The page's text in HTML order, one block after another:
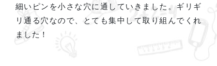
細いピンを小さな穴に通していきました。ギリギ
リ通る穴なので、とても集中して取り組んでくれ
ました！